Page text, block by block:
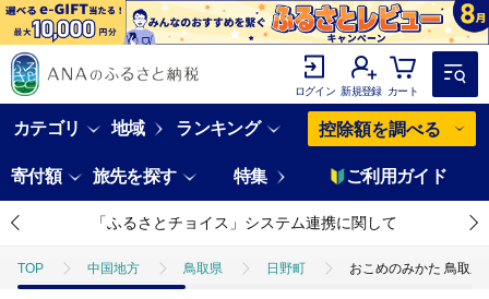
ログイン 新規登録 カート
カテゴリ 地域 ランキング 控除額を調べる
寄付額 旅先を探す 特集 ご利用ガイド
「ふるさとチョイス」システム連携に関して
TOP 中国地方 鳥取県 日野町 おこめのみかた 鳥取